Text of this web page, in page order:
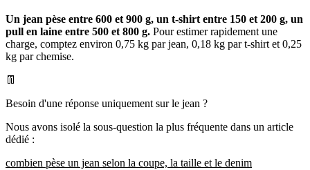
Un jean pèse entre 600 et 900 g, un t-shirt entre 150 et 200 g, un
pull en laine entre 500 et 800 g. Pour estimer rapidement une
charge, comptez environ 0,75 kg par jean, 0,18 kg par t-shirt et 0,25
kg par chemise.
👖
Besoin d'une réponse uniquement sur le jean ?
Nous avons isolé la sous-question la plus fréquente dans un article
dédié :
combien pèse un jean selon la coupe, la taille et le denim